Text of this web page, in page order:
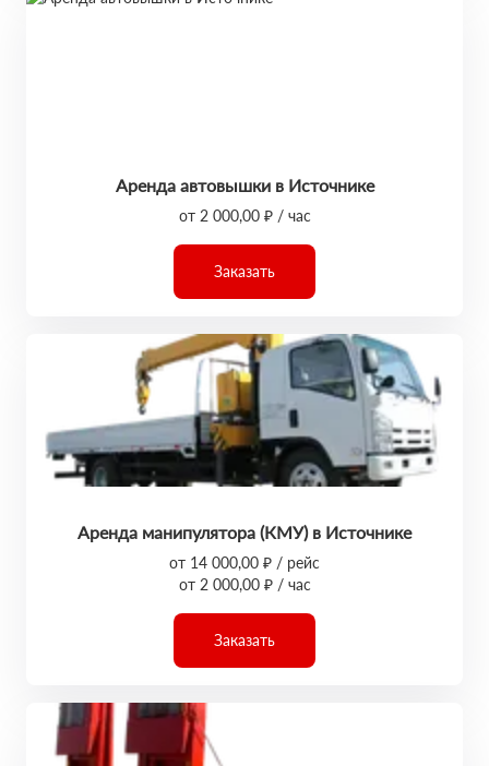
Аренда автовышки в Источнике
от 2 000,00 ₽ / час
Заказать
Аренда манипулятора (КМУ) в Источнике
от 14 000,00 ₽ / рейс
от 2 000,00 ₽ / час
Заказать